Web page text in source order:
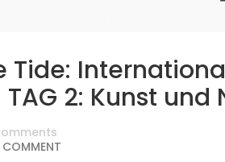
Tide:
2: Kunst